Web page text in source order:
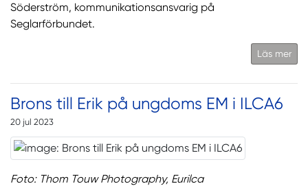
Söderström, kommunikationsansvarig på
Seglarförbundet.
Läs mer
Brons till Erik på ungdoms EM i ILCA6
20 jul 2023
Foto: Thom Touw Photography, Eurilca